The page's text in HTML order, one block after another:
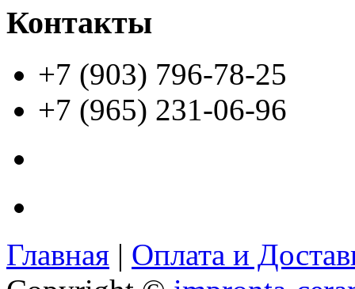
Контакты
+7 (903) 796-78-25
+7 (965) 231-06-96
Главная | Оплата и